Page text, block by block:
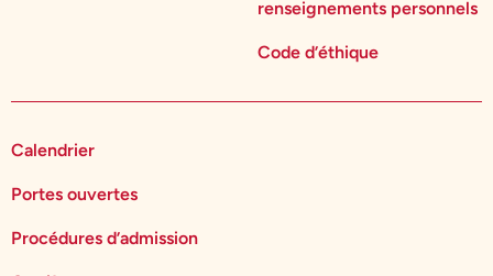
renseignements personnels
Code d’éthique
Calendrier
Portes ouvertes
Procédures d’admission